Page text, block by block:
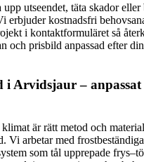
utseendet, täta skador
erbjuder kostnadsfri
i kontaktformuläret så
och prisbild anpassad efter
i Arvidsjaur –
är rätt metod och
Vi arbetar med
som tål upprepade